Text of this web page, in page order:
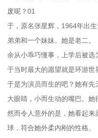
废呢？01
于，原名张星辉，1964年出
弟弟和一个妹妹。她是老二。
余从小乖巧懂事，上学后被选
于当时最大的愿望就是环游世
于是为演员而生的吧？她有
大眼睛，小而生动的嘴巴。她
然而令人意外的是，她看起
球，符合她外柔内刚的性格。